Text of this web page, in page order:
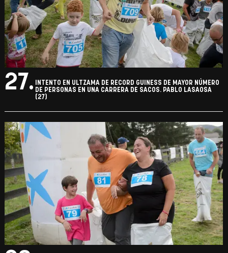
27.
INTENTO EN ULTZAMA DE RECORD GUINESS DE MAYOR NÚMERO
DE PERSONAS EN UNA CARRERA DE SACOS. PABLO LASAOSA
(27)